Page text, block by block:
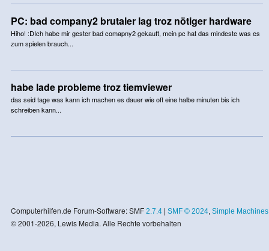
PC: bad company2 brutaler lag troz nötiger hardware
Hiho! :DIch habe mir gester bad comapny2 gekauft, mein pc hat das mindeste was es
zum spielen brauch...
habe lade probleme troz tiemviewer
das seid tage was kann ich machen es dauer wie oft eine halbe minuten bis ich
schreiben kann...
Computerhilfen.de Forum-Software: SMF 2.7.4| SMF © 2024, Simple Machines
© 2001-2026, Lewis Media. Alle Rechte vorbehalten